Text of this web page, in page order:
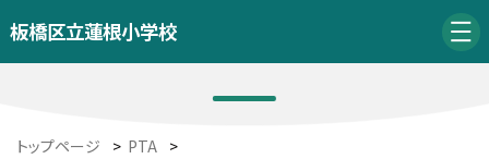
板橋区立蓮根小学校
トップページ > PTA >